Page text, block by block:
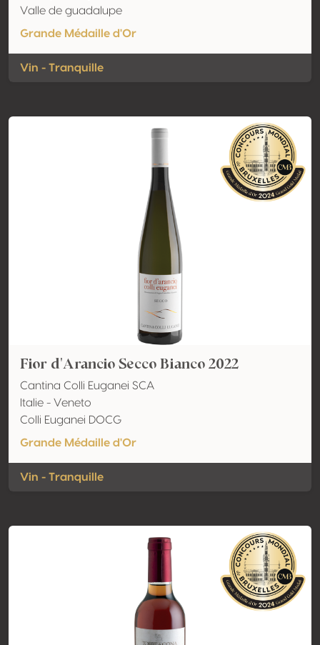
Valle de guadalupe
Grande Médaille d'Or
Vin - Tranquille
Fior d'Arancio Secco Bianco 2022
Cantina Colli Euganei SCA
Italie - Veneto
Colli Euganei DOCG
Grande Médaille d'Or
Vin - Tranquille